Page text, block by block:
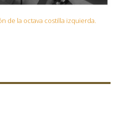
de la octava costilla izquierda.